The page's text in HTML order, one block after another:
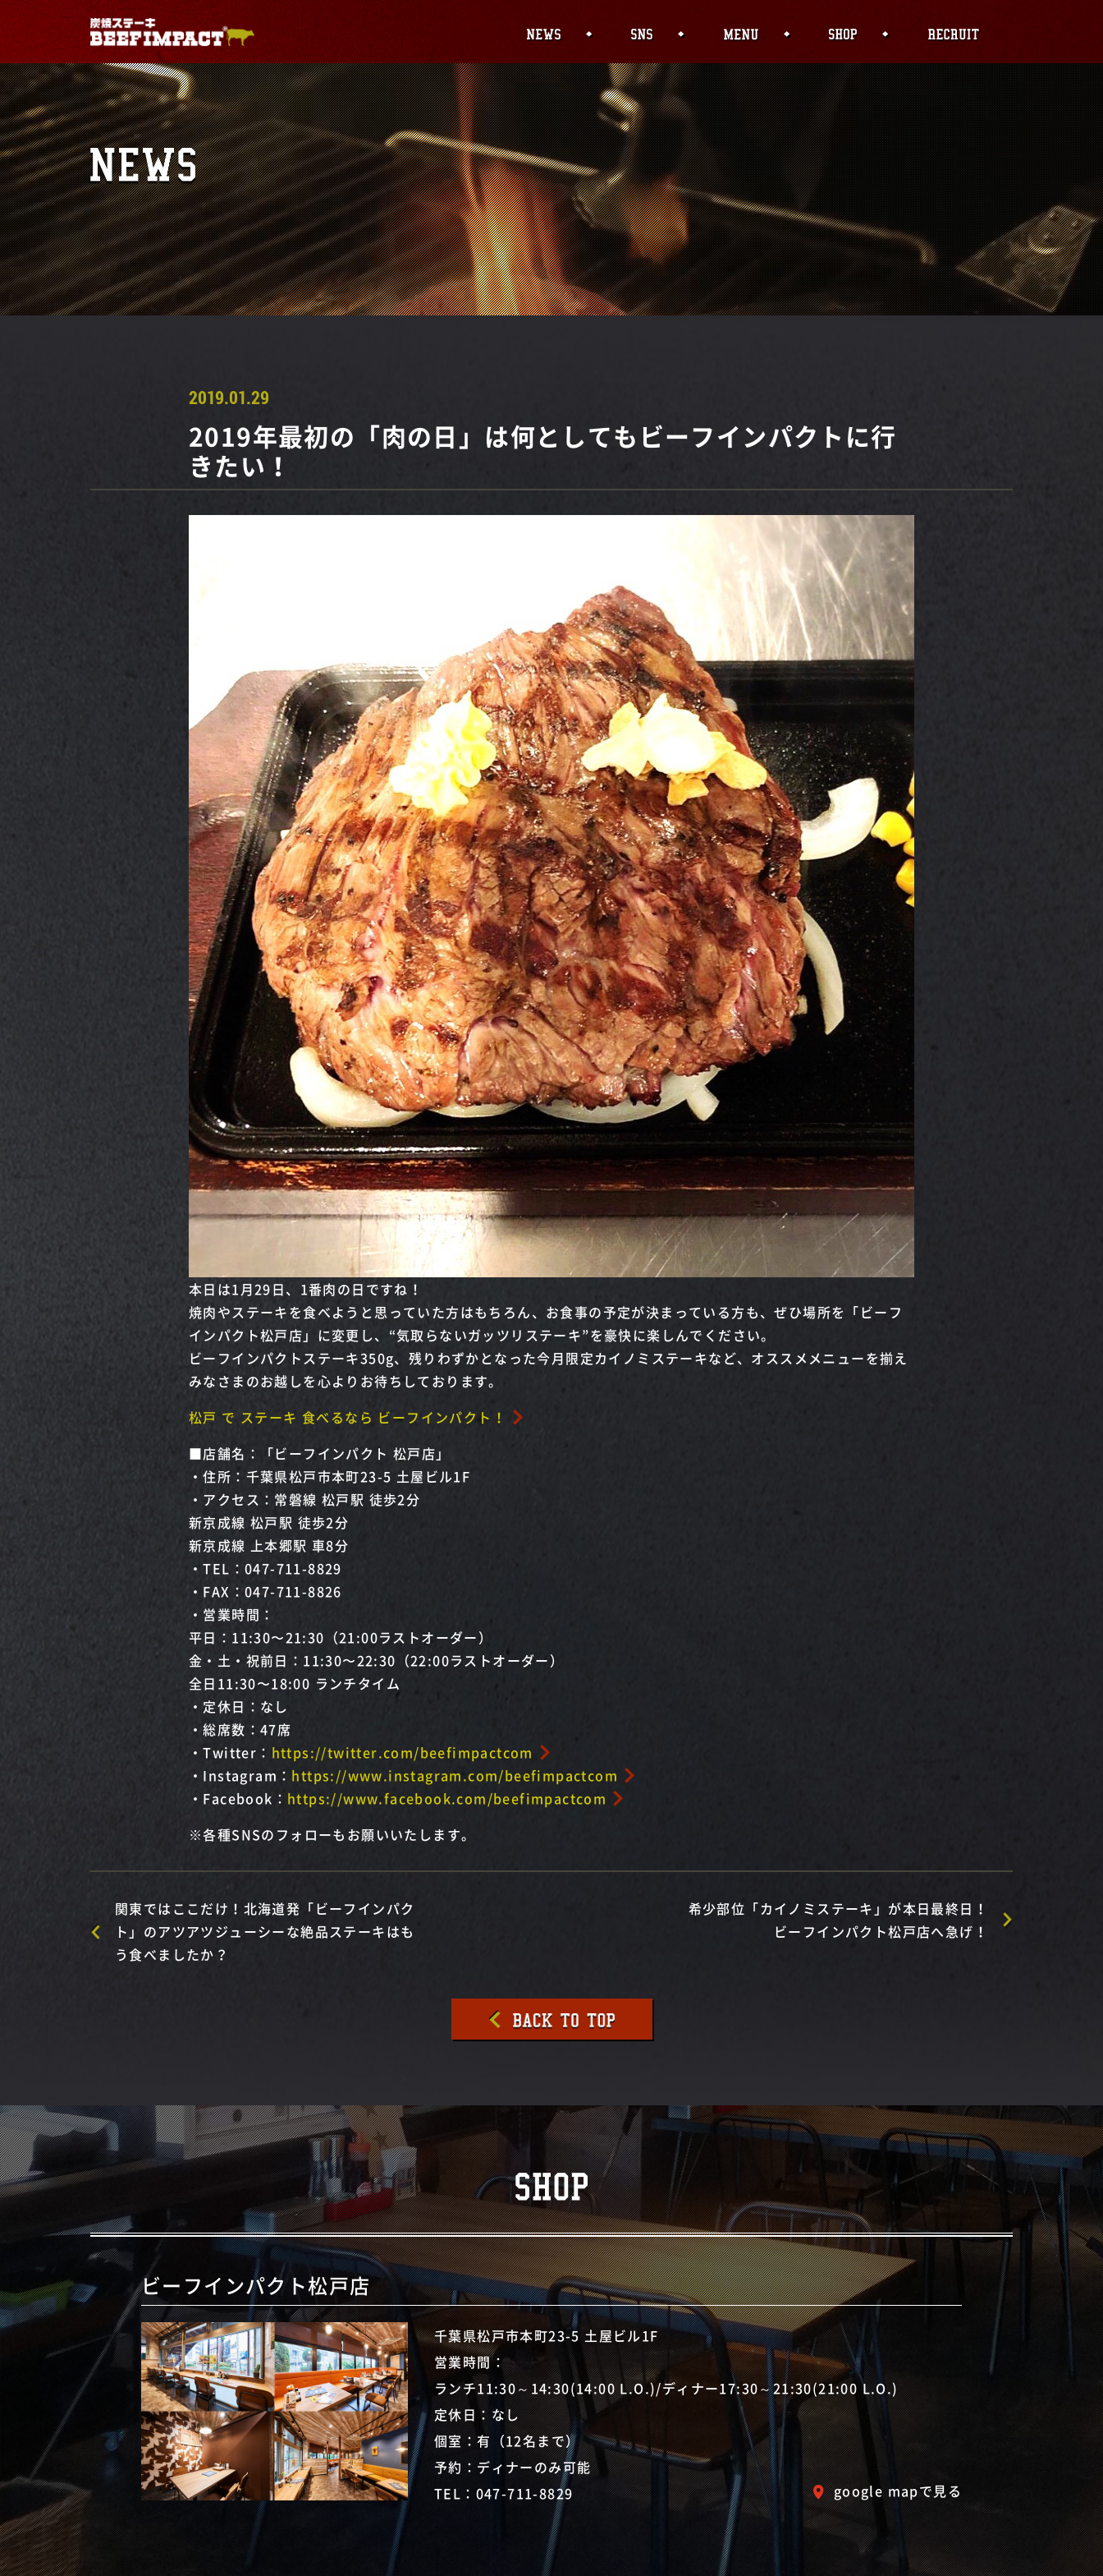
Warning
: Use of undefined constant - assumed ' ' (this will throw an Error in a future version of PHP) in
/home/geniuses/beefimpact.com/public_html/wp/wp-content/themes/sumibi/header.php
2019.01.29
2019年最初の「肉の日」は何としてもビーフインパクトに行
きたい！
本日は1月29日、1番肉の日ですね！
焼肉やステーキを食べようと思っていた方はもちろん、お食事の予定が決まっている方も、ぜひ場所を「ビーフ
インパクト松戸店」に変更し、“気取らないガッツリステーキ”を豪快に楽しんでください。
ビーフインパクトステーキ350g、残りわずかとなった今月限定カイノミステーキなど、オススメメニューを揃え
みなさまのお越しを心よりお待ちしております。
松戸 で ステーキ 食べるなら ビーフインパクト！
■店舗名：「ビーフインパクト 松戸店」
・住所：千葉県松戸市本町23-5 土屋ビル1F
・アクセス：常磐線 松戸駅 徒歩2分
新京成線 松戸駅 徒歩2分
新京成線 上本郷駅 車8分
・TEL：047-711-8829
・FAX：047-711-8826
・営業時間：
平日：11:30〜21:30（21:00ラストオーダー）
金・土・祝前日：11:30〜22:30（22:00ラストオーダー）
全日11:30〜18:00 ランチタイム
・定休日：なし
・総席数：47席
・Twitter： https://twitter.com/beefimpactcom
・Instagram： https://www.instagram.com/beefimpactcom
・Facebook： https://www.facebook.com/beefimpactcom
※各種SNSのフォローもお願いいたします。
関東ではここだけ！北海道発「ビーフインパク
ト」のアツアツジューシーな絶品ステーキはも
う食べましたか？
希少部位「カイノミステーキ」が本日最終日！
ビーフインパクト松戸店へ急げ！
ビーフインパクト松戸店
千葉県松戸市本町23-5 土屋ビル1F
営業時間：
ランチ11:30～14:30(14:00 L.O.)/ディナー17:30～21:30(21:00 L.O.)
定休日：なし
個室：有（12名まで）
予約：ディナーのみ可能
TEL：047-711-8829 google mapで見る